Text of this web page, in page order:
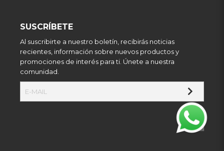
SUSCRÍBETE
Al suscribirte a nuestro boletín, recibirás noticias
recientes, información sobre nuevos productos y
promociones de interés para ti. Únete a nuestra
comunidad.